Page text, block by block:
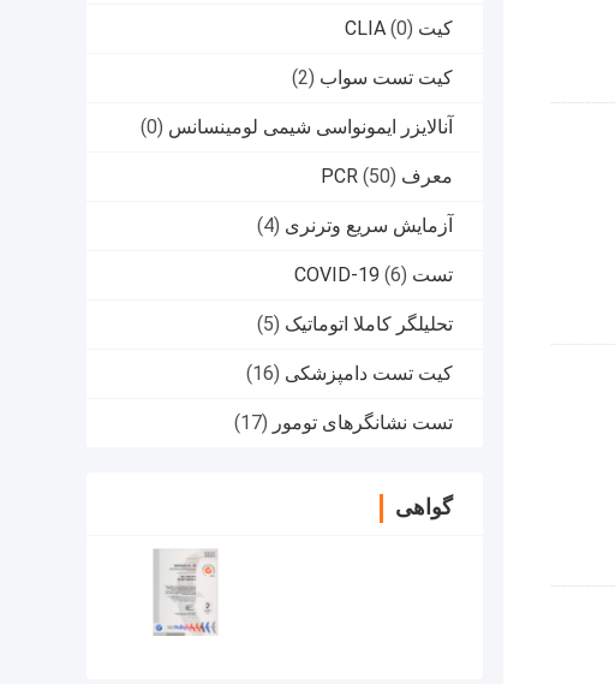
کیت CLIA (0)
کیت تست سواب (2)
آنالایزر ایمونواسی شیمی لومینسانس (0)
معرف PCR (50)
آزمایش سریع وترنری (4)
تست COVID-19 (6)
تحلیلگر کاملا اتوماتیک (5)
کیت تست دامپزشکی (16)
تست نشانگرهای تومور (17)
گواهی